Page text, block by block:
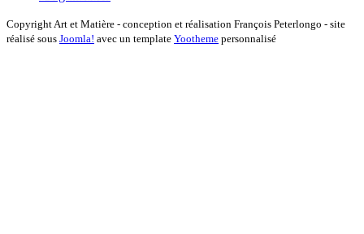
Copyright Art et Matière - conception et réalisation François Peterlongo - site
réalisé sous Joomla! avec un template Yootheme personnalisé